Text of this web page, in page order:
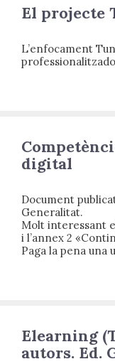
El projecte
L’enfocament
digital
Document
Generalitat.
Molt interessant
i l’annex 2
Paga la pena una
Elearning
autors. Ed.